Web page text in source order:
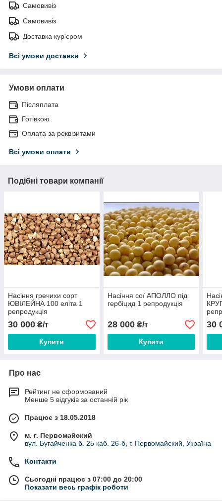
Самовивіз
Самовивіз
Доставка кур'єром
Всі умови доставки
Умови оплати
Післяплата
Готівкою
Оплата за реквізитами
Всі умови оплати
Подібні товари компанії
Насіння гречихи сорт
ЮВІЛЕЙНА 100 еліта 1
репродукція
30 000 ₴/т
Купити
Насіння сої АПОЛЛО під
гербіцид 1 репродукція
28 000₴/т
Купити
30
Про нас
Рейтинг не сформований
Менше 5 відгуків за останній рік
Працює з 18.05.2018
м. г. Первомайский
вул. Бугайченка б. 25 каб. 26-б, г. Первомайский, Україна
Контакти
Сьогодні працює з 07:00 до 20:00
Показати весь графік роботи